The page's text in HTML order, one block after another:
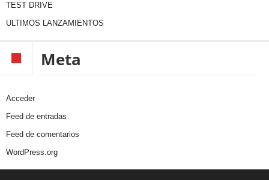
TEST DRIVE
ULTIMOS LANZAMIENTOS
Meta
Acceder
Feed de entradas
Feed de comentarios
WordPress.org